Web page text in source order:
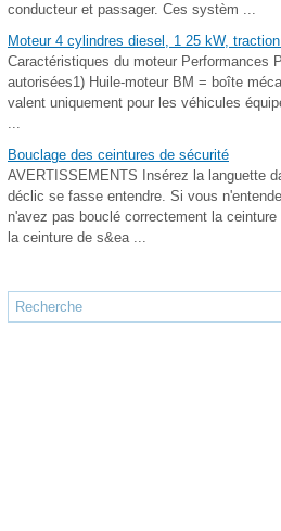
conducteur et passager. Ces systèm ...
Moteur 4 cylindres diesel, 1 25 kW,
Caractéristiques du moteur Performances
autorisées1) Huile-moteur BM = boîte
valent uniquement pour les véhicules
...
Bouclage des ceintures de sécurité
AVERTISSEMENTS Insérez la languette
déclic se fasse entendre. Si vous
n'avez pas bouclé correctement la
la ceinture de s&ea ...